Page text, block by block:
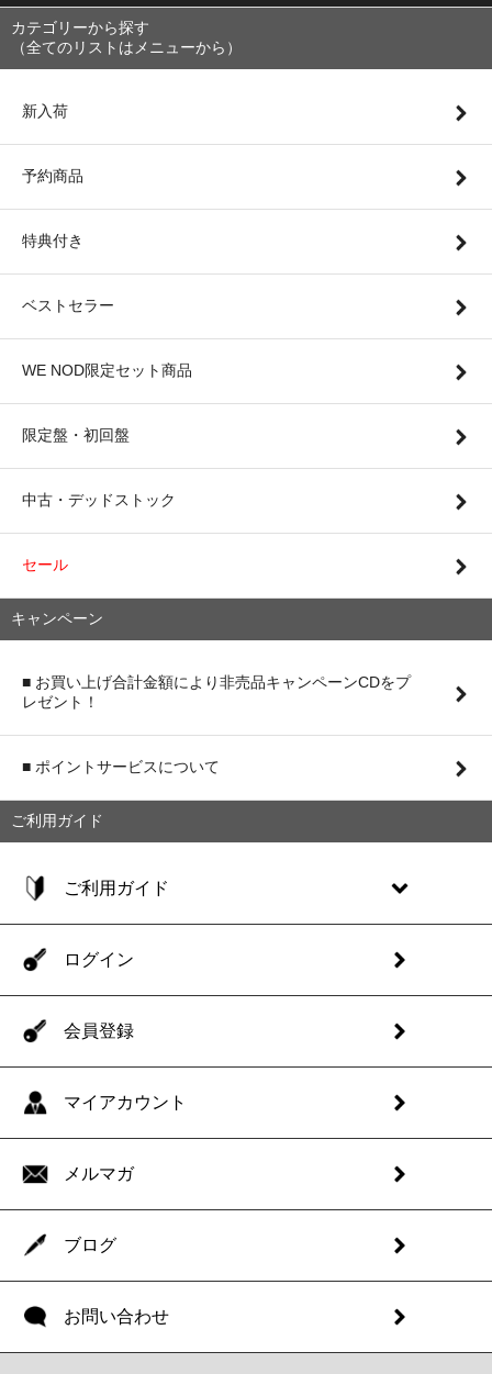
カテゴリーから探す
（全てのリストはメニューから）
新入荷
予約商品
特典付き
ベストセラー
WE NOD限定セット商品
限定盤・初回盤
中古・デッドストック
セール
キャンペーン
■ お買い上げ合計金額により非売品キャンペーンCDをプ
レゼント！
■ ポイントサービスについて
ご利用ガイド
ご利用ガイド
ログイン
会員登録
マイアカウント
メルマガ
ブログ
お問い合わせ